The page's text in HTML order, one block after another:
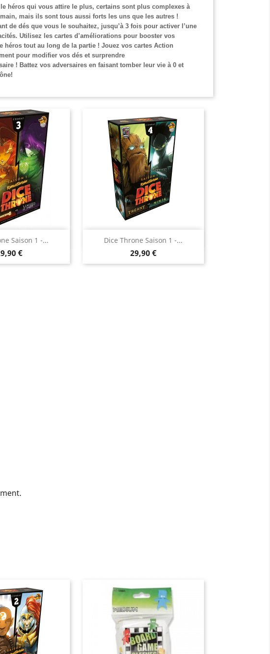
héros qui vous attire le plus, certains sont plus complexes à
mais ils sont tous aussi forts les uns que les autres !
de dés que vous le souhaitez, jusqu’à 3 fois pour activer l’une
Utilisez les cartes d’améliorations pour booster vos
héros tout au long de la partie ! Jouez vos cartes Action
pour modifier vos dés et surprendre
! Battez vos adversaires en faisant tomber leur vie à 0 et
Saison 1 -...
€
rapide Dice Throne Saison 1 -...
Prix
29,90 €
Aperçu rapide